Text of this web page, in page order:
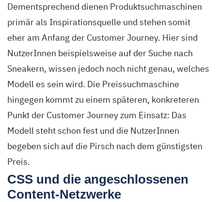
Dementsprechend dienen Produktsuchmaschinen
primär als Inspirationsquelle und stehen somit
eher am Anfang der Customer Journey. Hier sind
NutzerInnen beispielsweise auf der Suche nach
Sneakern, wissen jedoch noch nicht genau, welches
Modell es sein wird. Die Preissuchmaschine
hingegen kommt zu einem späteren, konkreteren
Punkt der Customer Journey zum Einsatz: Das
Modell steht schon fest und die NutzerInnen
begeben sich auf die Pirsch nach dem günstigsten
Preis.
CSS und die angeschlossenen
Content-Netzwerke